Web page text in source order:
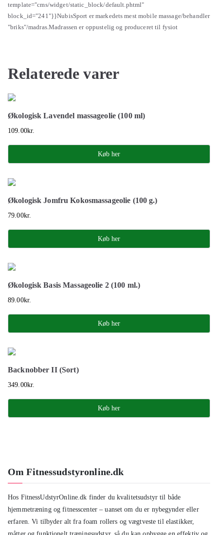
template="cms/widget/static_block/default.phtml"
block_id="241"}}NubisSport er markedets mest mobile massage/behandler
"briks"/madras.Madrassen er oppustelig og produceret til fysiot
Relaterede varer
Økologisk Lavendel massageolie (100 ml)
109.00kr.
Køb her
Økologisk Jomfru Kokosmassageolie (100 g.)
79.00kr.
Køb her
Økologisk Basis Massageolie 2 (100 ml.)
89.00kr.
Køb her
Backnobber II (Sort)
349.00kr.
Køb her
Om Fitnessudstyronline.dk
Hos FitnessUdstyrOnline.dk finder du kvalitetsudstyr til både
hjemmetræning og fitnesscenter – uanset om du er nybegynder eller
erfaren. Vi tilbyder alt fra foam rollers og vægtveste til elastikker,